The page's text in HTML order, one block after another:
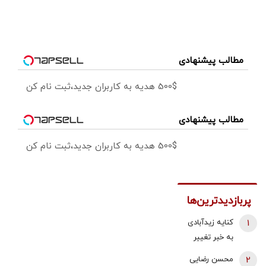
مطالب پیشنهادی
500$ هدیه به کاربران جدید،ثبت نام کن
مطالب پیشنهادی
500$ هدیه به کاربران جدید،ثبت نام کن
پربازدیدترین‌ها
کنایه زیدآبادی
به خبر تغییر
1
محسن رضایی
2